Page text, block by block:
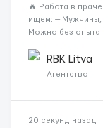
🔥 Работа в
ищем: — Мужчины,
Можно без опыта
18:0...RBK Litva
Агентство
20 секунд назад